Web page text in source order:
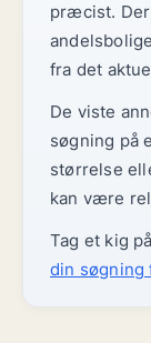
præcist.
fra det
De viste
søgning på
størrelse
kan være
Tag et kig
din søgning